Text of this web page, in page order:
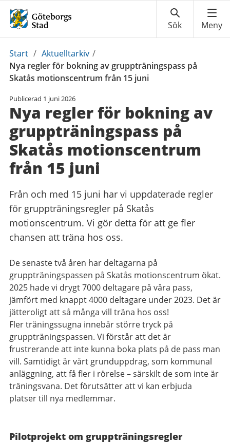
Du
är
här:
Start / Aktuelltarkiv /
Nya regler för bokning av gruppträningspass på
Skatås motionscentrum från 15 juni
Publicerad 1 juni 2026
Nya regler för bokning av
gruppträningspass på
Skatås motionscentrum
från 15 juni
Från och med 15 juni har vi uppdaterade regler
för gruppträningsregler på Skatås
motionscentrum. Vi gör detta för att ge fler
chansen att träna hos oss.
De senaste två åren har deltagarna på
gruppträningspassen på Skatås motionscentrum ökat.
2025 hade vi drygt 7000 deltagare på våra pass,
jämfört med knappt 4000 deltagare under 2023. Det är
jätteroligt att så många vill träna hos oss!
Fler träningssugna innebär större tryck på
gruppträningspassen. Vi förstår att det är
frustrerande att inte kunna boka plats på de pass man
vill. Samtidigt är vårt grunduppdrag, som kommunal
anläggning, att få fler i rörelse – särskilt de som inte är
träningsvana. Det förutsätter att vi kan erbjuda
platser till nya medlemmar.
Pilotprojekt om gruppträningsregler